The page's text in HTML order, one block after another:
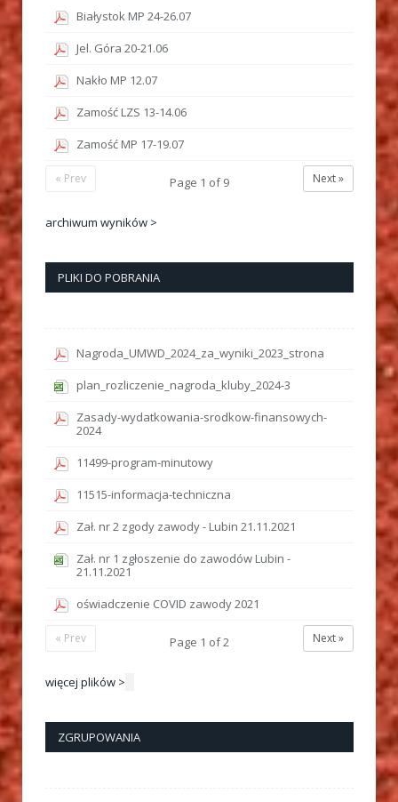
Białystok MP 24-26.07
Jel. Góra 20-21.06
Nakło MP 12.07
Zamość LZS 13-14.06
Zamość MP 17-19.07
Next »
Page 1 of9
« Prev
archiwum wyników >
PLIKI DO POBRANIA
Nagroda_UMWD_2024_za_wyniki_2023_strona
plan_rozliczenie_nagroda_kluby_2024-3
Zasady-wydatkowania-srodkow-finansowych-
2024
11499-program-minutowy
11515-informacja-techniczna
Zał. nr 2 zgody zawody - Lubin 21.11.2021
Zał. nr 1 zgłoszenie do zawodów Lubin -
21.11.2021
oświadczenie COVID zawody 2021
Next »
Page 1 of2
« Prev
więcej plików >
ZGRUPOWANIA